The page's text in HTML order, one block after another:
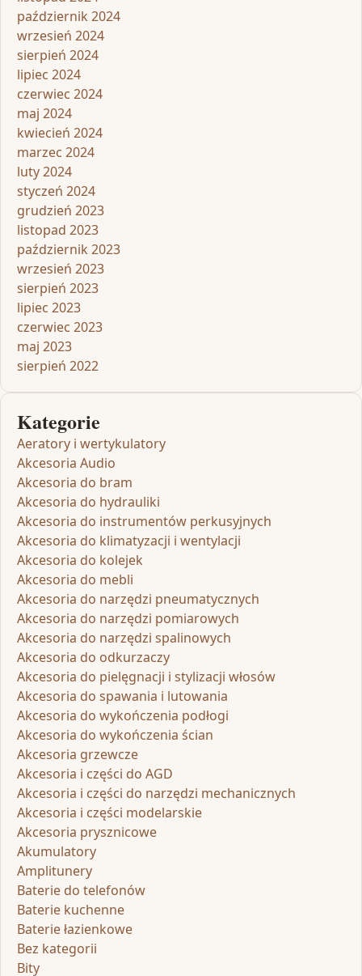
październik 2024
wrzesień 2024
sierpień 2024
lipiec 2024
czerwiec 2024
maj 2024
kwiecień 2024
marzec 2024
luty 2024
styczeń 2024
grudzień 2023
listopad 2023
październik 2023
wrzesień 2023
sierpień 2023
lipiec 2023
czerwiec 2023
maj 2023
sierpień 2022
Kategorie
Aeratory i wertykulatory
Akcesoria Audio
Akcesoria do bram
Akcesoria do hydrauliki
Akcesoria do instrumentów perkusyjnych
Akcesoria do klimatyzacji i wentylacji
Akcesoria do kolejek
Akcesoria do mebli
Akcesoria do narzędzi pneumatycznych
Akcesoria do narzędzi pomiarowych
Akcesoria do narzędzi spalinowych
Akcesoria do odkurzaczy
Akcesoria do pielęgnacji i stylizacji włosów
Akcesoria do spawania i lutowania
Akcesoria do wykończenia podłogi
Akcesoria do wykończenia ścian
Akcesoria grzewcze
Akcesoria i części do AGD
Akcesoria i części do narzędzi mechanicznych
Akcesoria i części modelarskie
Akcesoria prysznicowe
Akumulatory
Amplitunery
Baterie do telefonów
Baterie kuchenne
Baterie łazienkowe
Bez kategorii
Bity